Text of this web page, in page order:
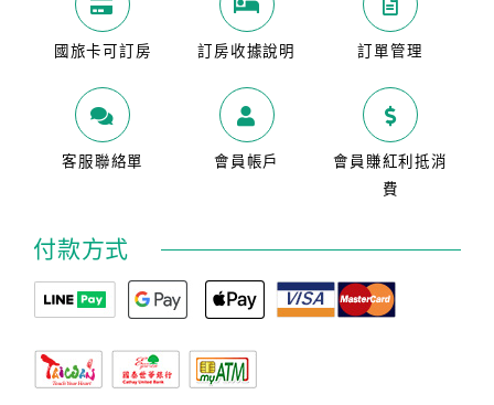
國旅卡可訂房 訂房收據說明 訂單管理
客服聯絡單 會員帳戶
會員賺紅利抵消
費
付款方式